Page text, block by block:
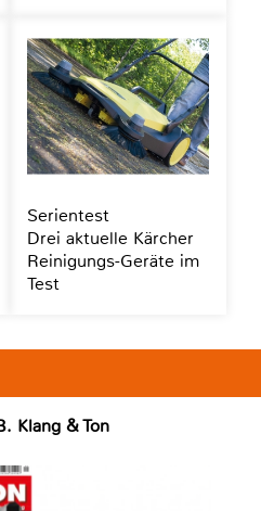
Klang & Ton
Serientest
Drei aktuelle Kärcher
Reinigungs-Geräte im
Test